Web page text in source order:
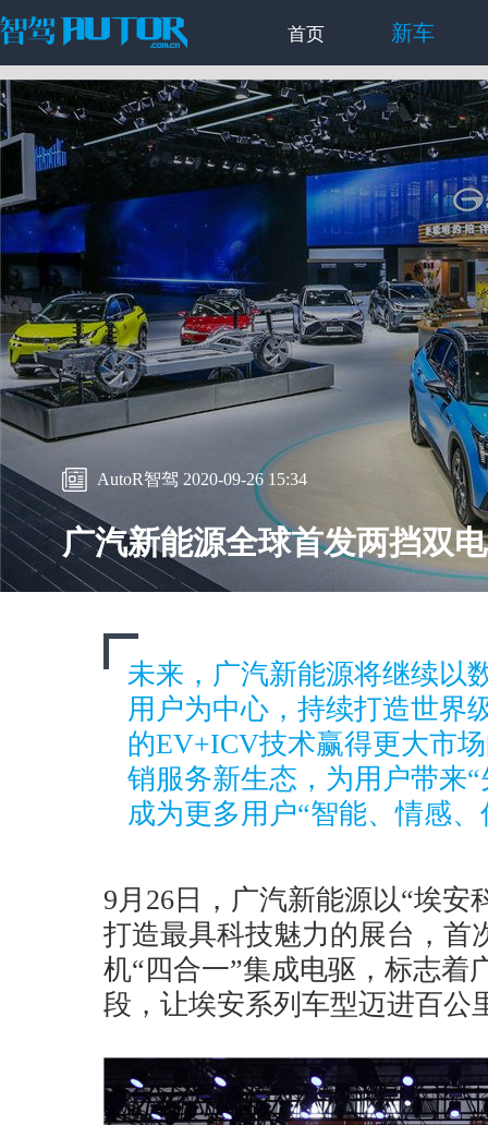
首页 新车
AutoR智驾 2020-09-26 15:34
广汽新能源全球首发两挡双
未来，广汽新能源将继续以
用户为中心，持续打造世界
的EV+ICV技术赢得更大市
销服务新生态，为用户带来
成为更多用户“智能、情感
9月26日，广汽新能源以“埃安
打造最具科技魅力的展台，首
机“四合一”集成电驱，标志着
段，让埃安系列车型迈进百公